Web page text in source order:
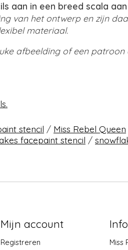
aan in een breed scala
van het ontwerp en zijn
materiaal.
afbeelding of een
stencil / Miss Rebel Queen
facepaint stencil /
Mijn account
Registreren Miss